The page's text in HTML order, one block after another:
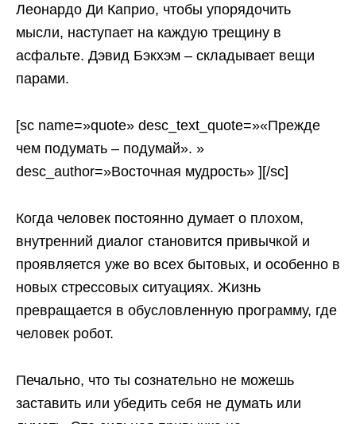
Леонардо Ди Каприо, чтобы упорядочить
мысли, наступает на каждую трещину в
асфальте. Дэвид Бэкхэм – складывает вещи
парами.
[sc name=»quote» desc_text_quote=»«Прежде
чем подумать – подумай». »
desc_author=»Восточная мудрость» ][/sc]
Когда человек постоянно думает о плохом,
внутренний диалог становится привычкой и
проявляется уже во всех бытовых, и особенно в
новых стрессовых ситуациях. Жизнь
превращается в обусловленную программу, где
человек робот.
Печально, что ты сознательно не можешь
заставить или убедить себя не думать или